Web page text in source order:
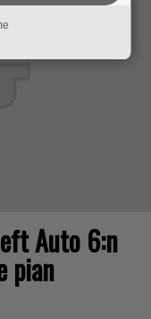
Auto 6:n
pian